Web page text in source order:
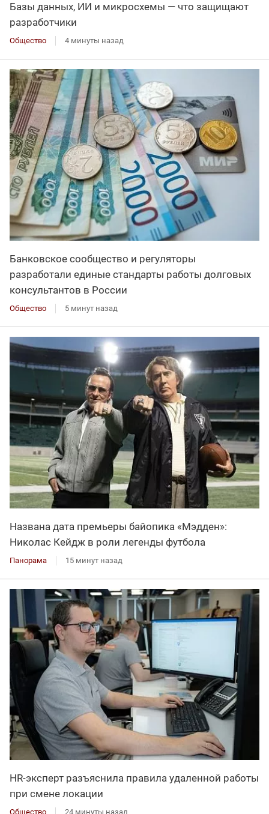
Базы данных, ИИ и микросхемы — что защищают
разработчики
Общество 4 минуты назад
Банковское сообщество и регуляторы
разработали единые стандарты работы долговых
консультантов в России
Общество 5 минут назад
Названа дата премьеры байопика «Мэдден»:
Николас Кейдж в роли легенды футбола
Панорама 15 минут назад
HR-эксперт разъяснила правила удаленной работы
при смене локации
Общество 24 минуты назад